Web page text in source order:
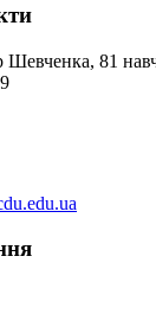
Шевченка, 81